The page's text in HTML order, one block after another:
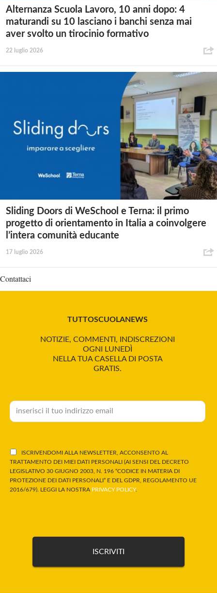
Alternanza Scuola Lavoro, 10 anni dopo: 4
maturandi su 10 lasciano i banchi senza mai
aver svolto un tirocinio formativo
22 luglio 2026
Sliding Doors di WeSchool e Terna: il primo
progetto di orientamento in Italia a coinvolgere
l’intera comunità educante
17 luglio 2026
Contattaci
TUTTOSCUOLANEWS
NOTIZIE, COMMENTI, INDISCREZIONI
OGNI LUNEDÌ
NELLA TUA CASELLA DI POSTA
GRATIS.
ISCRIVENDOMI ALLA NEWSLETTER, ACCONSENTO AL
TRATTAMENTO DEI MIEI DATI PERSONALI (AI SENSI DEL DECRETO
LEGISLATIVO 30 GIUGNO 2003, N. 196 “CODICE IN MATERIA DI
PROTEZIONE DEI DATI PERSONALI” E DEL GDPR, REGOLAMENTO UE
2016/679). LEGGI LA NOSTRA PRIVACY POLICY.